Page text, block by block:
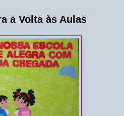
a Volta às Aulas